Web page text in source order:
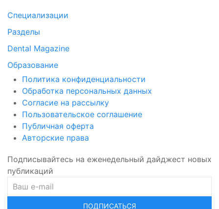
Специализации
Разделы
Dental Magazine
Образование
Политика конфиденциальности
Обработка персональных данных
Согласие на рассылку
Пользовательское соглашение
Публичная оферта
Авторские права
Подписывайтесь на еженедельный дайджест новых
публикаций
ПОДПИСАТЬСЯ